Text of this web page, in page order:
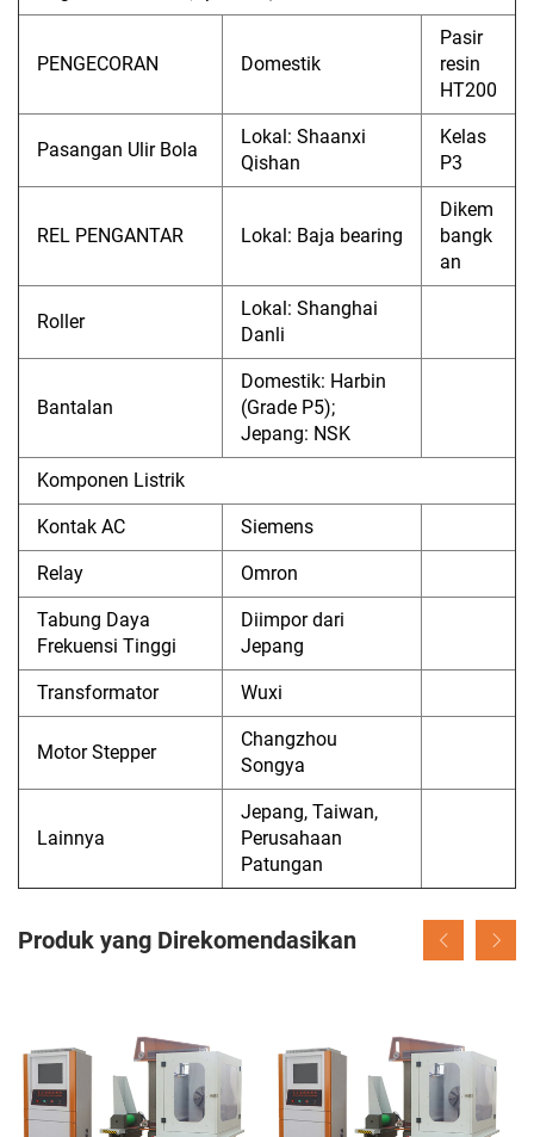
PENGECORAN Domestik
Pasir
resin
HT200
Pasangan Ulir Bola
Lokal: Shaanxi
Qishan
Kelas
P3
REL PENGANTAR Lokal: Baja bearing
Dikem
bangk
an
Roller
Lokal: Shanghai
Danli
Bantalan
Domestik: Harbin
(Grade P5);
Jepang: NSK
Komponen Listrik
Kontak AC Siemens
Relay Omron
Tabung Daya
Frekuensi Tinggi
Diimpor dari
Jepang
Transformator Wuxi
Motor Stepper
Changzhou
Songya
Lainnya
Jepang, Taiwan,
Perusahaan
Patungan
Produk yang Direkomendasikan